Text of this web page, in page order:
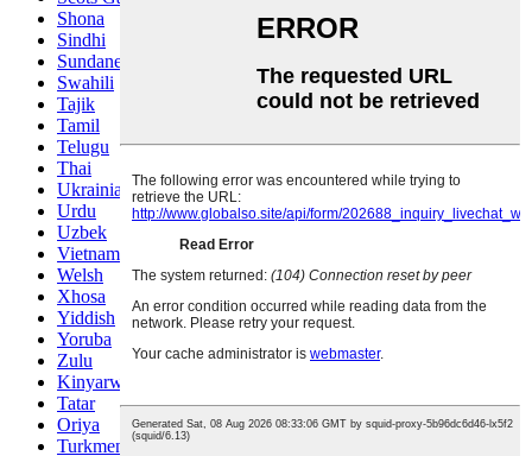
Shona
Sindhi
Sundanese
Swahili
Tajik
Tamil
Telugu
Thai
Ukrainian
Urdu
Uzbek
Vietnamese
Welsh
Xhosa
Yiddish
Yoruba
Zulu
Kinyarwanda
Tatar
Oriya
Turkmen